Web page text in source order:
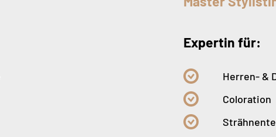
Expertin für:
Herren- &
Coloration